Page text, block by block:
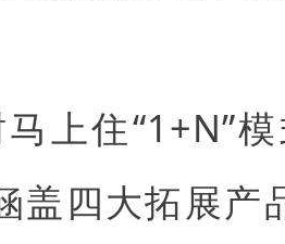
上住“1+N”
盖四大拓展产